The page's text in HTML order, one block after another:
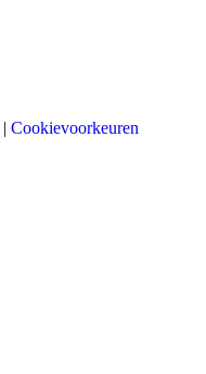
| Cookievoorkeuren